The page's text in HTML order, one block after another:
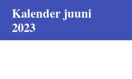
Kalender juuni
2023